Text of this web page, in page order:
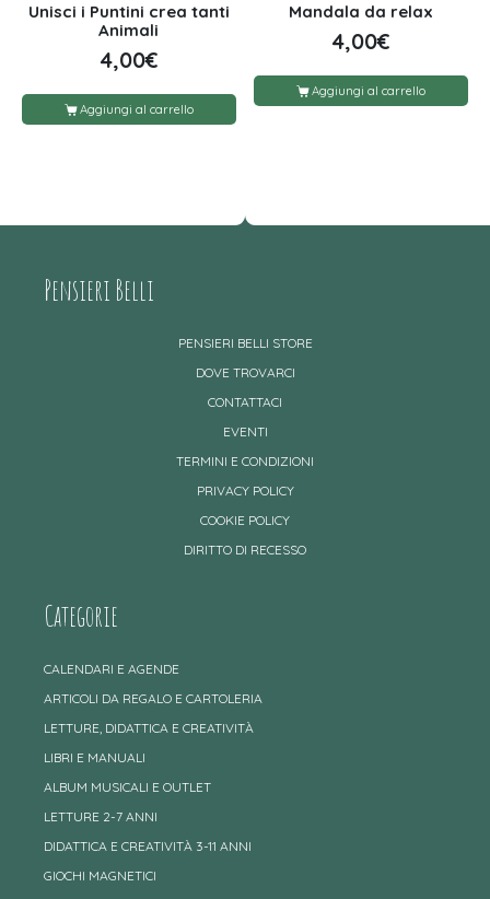
Unisci i Puntini crea tanti
Animali
4,00€
Aggiungi al carrello
Mandala da relax
4,00€
Aggiungi al carrello
Pensieri Belli
PENSIERI BELLI STORE
DOVE TROVARCI
CONTATTACI
EVENTI
TERMINI E CONDIZIONI
PRIVACY POLICY
COOKIE POLICY
DIRITTO DI RECESSO
Categorie
CALENDARI E AGENDE
ARTICOLI DA REGALO E CARTOLERIA
LETTURE, DIDATTICA E CREATIVITÀ
LIBRI E MANUALI
ALBUM MUSICALI E OUTLET
LETTURE 2-7 ANNI
DIDATTICA E CREATIVITÀ 3-11 ANNI
GIOCHI MAGNETICI